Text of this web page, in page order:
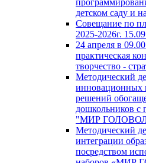
детском саду и
Совещание по
2025-2026г.
24 апреля в
практическая
творчество -
Методический
инновационных
решений
дошкольников с
"МИР
Методический
интеграции
посредством